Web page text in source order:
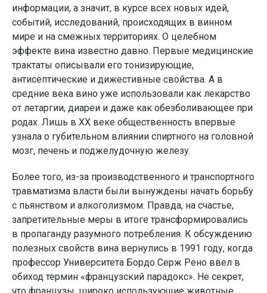
информации, а значит, в курсе всех новых идей,
событий, исследований, происходящих в винном
мире и на смежных территориях. О целебном
эффекте вина известно давно. Первые медицинские
трактаты описывали его тонизирующие,
антисептические и дижестивные свойства. А в
средние века вино уже использовали как лекарство
от летаргии, диареи и даже как обезболивающее при
родах. Лишь в XX веке общественность впервые
узнала о губительном влиянии спиртного на головной
мозг, печень и поджелудочную железу.
Более того, из-за производственного и транспортного
травматизма власти были вынуждены начать борьбу
с пьянством и алкоголизмом. Правда, на счастье,
запретительные меры в итоге трансформировались
в пропаганду разумного потребления. К обсуждению
полезных свойств вина вернулись в 1991 году, когда
профессор Университета Бордо Серж Рено ввел в
обиход термин «французский парадокс». Не секрет,